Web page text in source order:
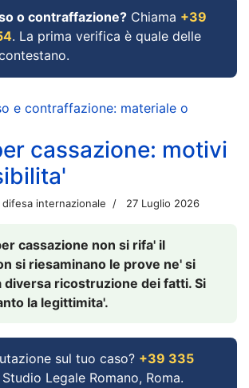
o contraffazione? Chiama +39
. La prima verifica è quale delle
e contraffazione: materiale o
cassazione: motivi
internazionale 27 Luglio 2026
cassazione non si rifa' il
si riesaminano le prove ne' si
diversa ricostruzione dei fatti. Si
la legittimita'.
sul tuo caso? +39 335
Legale Romano, Roma.